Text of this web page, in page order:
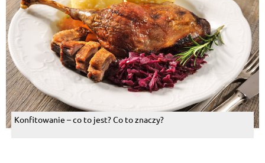
Konfitowanie – co to jest? Co to znaczy?